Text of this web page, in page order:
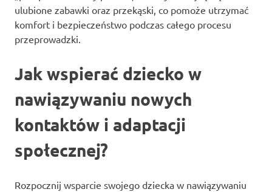
ulubione zabawki oraz przekąski, co pomoże utrzymać
komfort i bezpieczeństwo podczas całego procesu
przeprowadzki.
Jak wspierać dziecko w
nawiązywaniu nowych
kontaktów i adaptacji
społecznej?
Rozpocznij wsparcie swojego dziecka w nawiązywaniu